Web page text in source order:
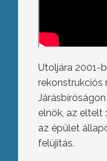
Utoljára 2001-
rekonstrukciós
elnök, az eltelt
az épület
felújítás.